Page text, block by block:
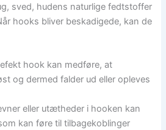
sved, hudens naturlige fedtstoffer
hooks bliver beskadigede, kan de
hook kan medføre, at
og dermed falder ud eller opleves
eller utætheder i hooken kan
kan føre til tilbagekoblinger